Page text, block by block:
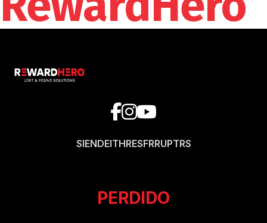
SIENDEITHRESFRRUPTRS
PERDIDO